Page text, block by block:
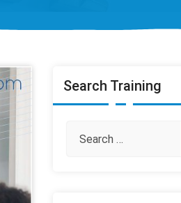
Search Training